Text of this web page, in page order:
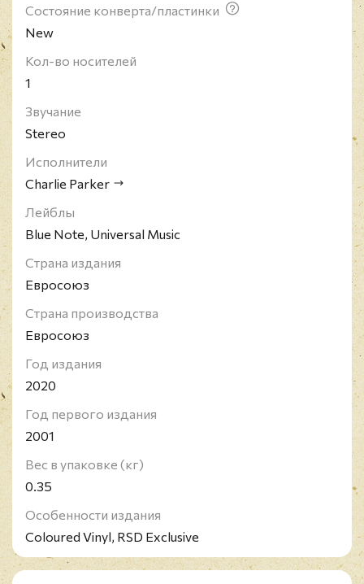
Состояние конверта/пластинки
New
Кол-во носителей
1
Звучание
Stereo
Исполнители
Charlie Parker
Лейблы
Blue Note, Universal Music
Страна издания
Евросоюз
Страна производства
Евросоюз
Год издания
2020
Год первого издания
2001
Вес в упаковке (кг)
0.35
Особенности издания
Coloured Vinyl, RSD Exclusive